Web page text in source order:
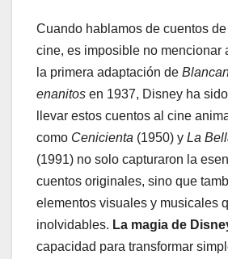
Cuando hablamos de cuentos de
cine, es imposible no mencionar
la primera adaptación de
enanitos en 1937, Disney ha
llevar estos cuentos al cine
como Cenicienta (1950) y La
(1991) no solo capturaron la
cuentos originales, sino que
elementos visuales y musicales
inolvidables. La magia de
capacidad para transformar